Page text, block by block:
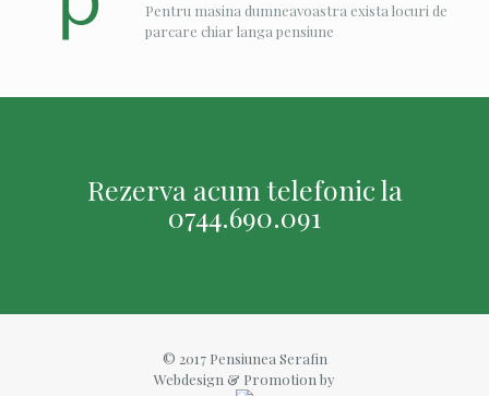
Pentru masina dumneavoastra exista locuri de
parcare chiar langa pensiune
Rezerva acum telefonic la
0744.690.091
© 2017 Pensiunea Serafin
Webdesign & Promotion by